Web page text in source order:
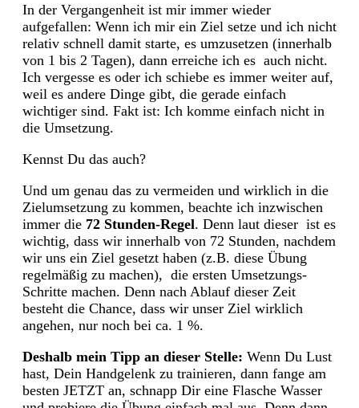
In der Vergangenheit ist mir immer wieder
aufgefallen: Wenn ich mir ein Ziel setze und ich nicht
relativ schnell damit starte, es umzusetzen (innerhalb
von 1 bis 2 Tagen), dann erreiche ich es auch nicht.
Ich vergesse es oder ich schiebe es immer weiter auf,
weil es andere Dinge gibt, die gerade einfach
wichtiger sind. Fakt ist: Ich komme einfach nicht in
die Umsetzung.
Kennst Du das auch?
Und um genau das zu vermeiden und wirklich in die
Zielumsetzung zu kommen, beachte ich inzwischen
immer die 72 Stunden-Regel. Denn laut dieser ist es
wichtig, dass wir innerhalb von 72 Stunden, nachdem
wir uns ein Ziel gesetzt haben (z.B. diese Übung
regelmäßig zu machen), die ersten Umsetzungs-
Schritte machen. Denn nach Ablauf dieser Zeit
besteht die Chance, dass wir unser Ziel wirklich
angehen, nur noch bei ca. 1 %.
Deshalb mein Tipp an dieser Stelle: Wenn Du Lust
hast, Dein Handgelenk zu trainieren, dann fange am
besten JETZT an, schnapp Dir eine Flasche Wasser